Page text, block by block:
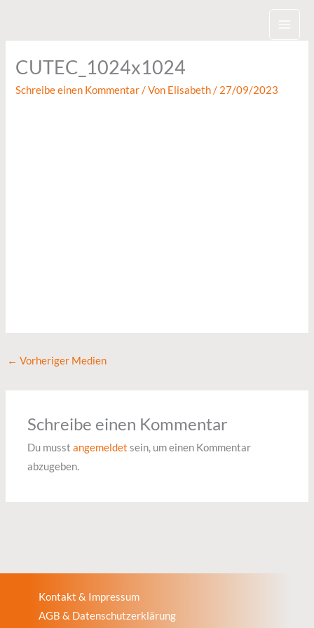
CUTEC_1024x1024
Schreibe einen Kommentar / Von Elisabeth/ 27/09/2023
← Vorheriger Medien
Schreibe einen Kommentar
Du musstangemeldet sein, um einen Kommentar
abzugeben.
Kontakt & Impressum
AGB & Datenschutzerklärung